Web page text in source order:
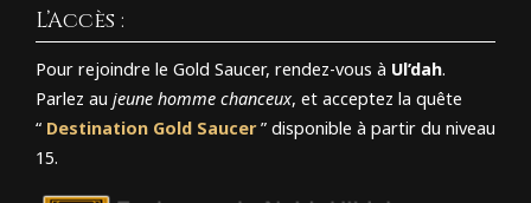
L’Accès :
Pour rejoindre le Gold Saucer, rendez-vous à Ul’dah.
Parlez au jeune homme chanceux, et acceptez la quête
“ Destination Gold Saucer ” disponible à partir du niveau
15.